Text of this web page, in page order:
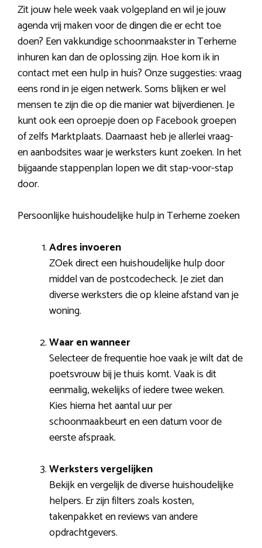
Zit jouw hele week vaak volgepland en wil je jouw
agenda vrij maken voor de dingen die er echt toe
doen? Een vakkundige schoonmaakster in Terherne
inhuren kan dan de oplossing zijn. Hoe kom ik in
contact met een hulp in huis? Onze suggesties: vraag
eens rond in je eigen netwerk. Soms blijken er wel
mensen te zijn die op die manier wat bijverdienen. Je
kunt ook een oproepje doen op Facebook groepen
of zelfs Marktplaats. Daarnaast heb je allerlei vraag-
en aanbodsites waar je werksters kunt zoeken. In het
bijgaande stappenplan lopen we dit stap-voor-stap
door.
Persoonlijke huishoudelijke hulp in Terherne zoeken
Adres invoeren
ZOek direct een huishoudelijke hulp door
middel van de postcodecheck. Je ziet dan
diverse werksters die op kleine afstand van je
woning.
Waar en wanneer
Selecteer de frequentie hoe vaak je wilt dat de
poetsvrouw bij je thuis komt. Vaak is dit
eenmalig, wekelijks of iedere twee weken.
Kies hierna het aantal uur per
schoonmaakbeurt en een datum voor de
eerste afspraak.
Werksters vergelijken
Bekijk en vergelijk de diverse huishoudelijke
helpers. Er zijn filters zoals kosten,
takenpakket en reviews van andere
opdrachtgevers.